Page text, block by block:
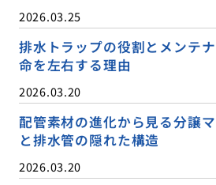
2026.03.25
排水トラップの役割とメンテ
命を左右する理由
2026.03.20
配管素材の進化から見る分譲
と排水管の隠れた構造
2026.03.20